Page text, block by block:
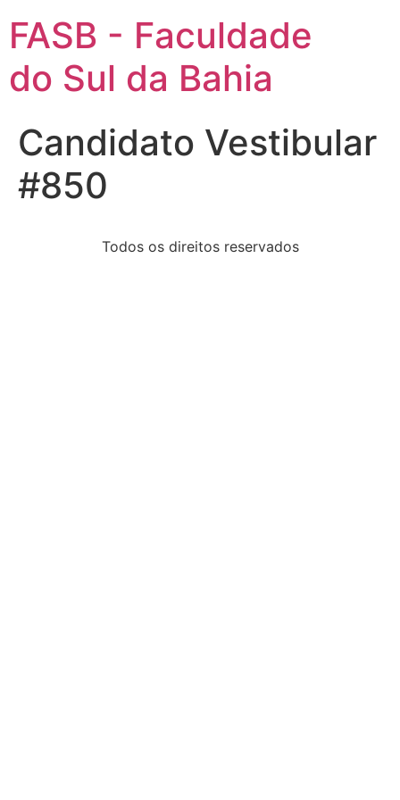
FASB - Faculdade
do Sul da Bahia
Candidato Vestibular
#850
Todos os direitos reservados